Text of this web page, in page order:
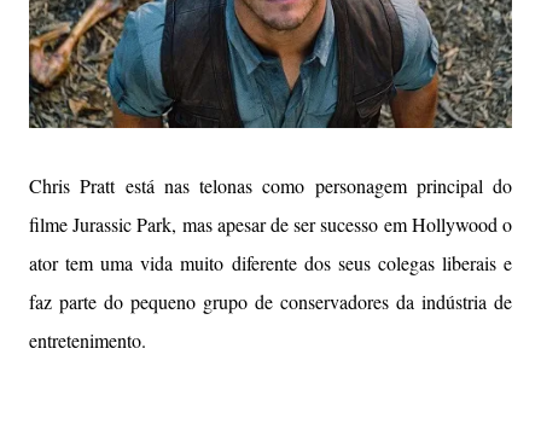
Chris Pratt está nas telonas como personagem principal do
filme Jurassic Park, mas apesar de ser sucesso em Hollywood o
ator tem uma vida muito diferente dos seus colegas liberais e
faz parte do pequeno grupo de conservadores da indústria de
entretenimento.